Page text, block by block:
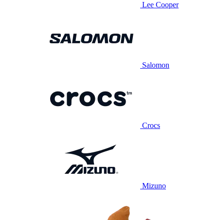
Lee Cooper
Salomon
Crocs
Mizuno